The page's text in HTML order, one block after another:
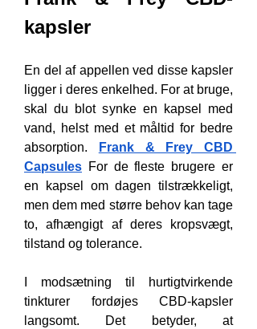
kapsler
En del af appellen ved disse kapsler
ligger i deres enkelhed. For at bruge,
skal du blot synke en kapsel med
vand, helst med et måltid for bedre
absorption.
Frank & Frey CBD
Capsules For de fleste brugere er
en kapsel om dagen tilstrækkeligt,
men dem med større behov kan tage
to, afhængigt af deres kropsvægt,
tilstand og tolerance.
I modsætning til hurtigtvirkende
tinkturer fordøjes CBD-kapsler
langsomt. Det betyder, at